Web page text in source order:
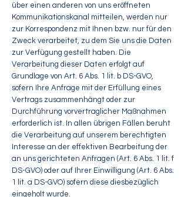
über einen anderen von uns eröffneten
Kommunikationskanal mitteilen, werden nur
zur Korrespondenz mit Ihnen bzw. nur für den
Zweck verarbeitet, zu dem Sie uns die Daten
zur Verfügung gestellt haben. Die
Verarbeitung dieser Daten erfolgt auf
Grundlage von Art. 6 Abs. 1 lit. b DS-GVO,
sofern Ihre Anfrage mit der Erfüllung eines
Vertrags zusammenhängt oder zur
Durchführung vorvertraglicher Maßnahmen
erforderlich ist. In allen übrigen Fällen beruht
die Verarbeitung auf unserem berechtigten
Interesse an der effektiven Bearbeitung der
an uns gerichteten Anfragen (Art. 6 Abs. 1 lit. f
DS-GVO) oder auf Ihrer Einwilligung (Art. 6 Abs.
1 lit. a DS-GVO) sofern diese diesbezüglich
eingeholt wurde.